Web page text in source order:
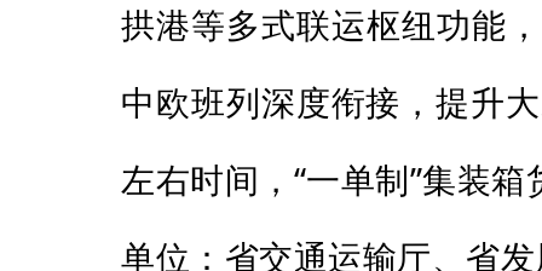
拱港等多式联运枢纽功能
中欧班列深度衔接，提升
左右时间，“一单制”集装
单位：省交通运输厅、省